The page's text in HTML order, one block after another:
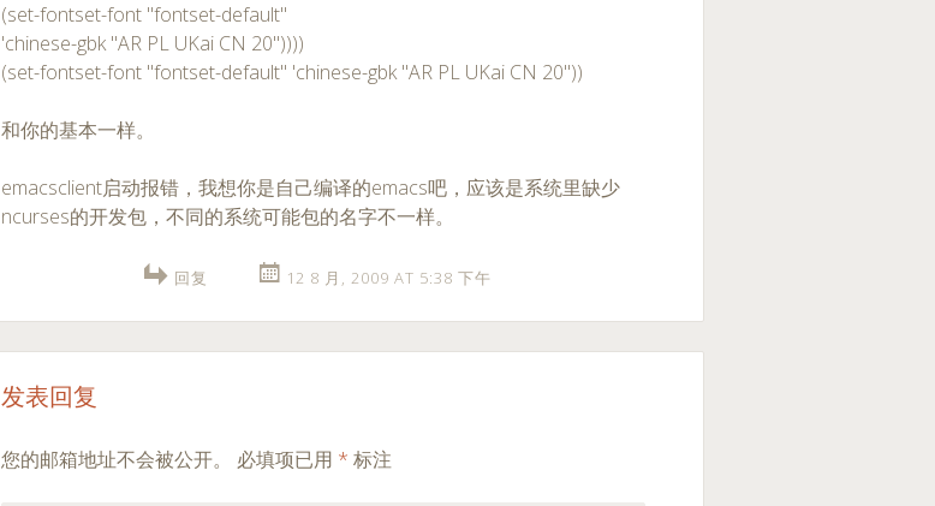
(set-fontset-font "fontset-default"
'chinese-gbk "AR PL UKai CN 20"))))
(set-fontset-font "fontset-default" 'chinese-gbk "AR PL UKai CN 20"))
和你的基本一样。
emacsclient启动报错，我想你是自己编译的emacs吧，应该是系统里缺少
ncurses的开发包，不同的系统可能包的名字不一样。
回复 12 8 月, 2009 AT 5:38 下午
发表回复
您的邮箱地址不会被公开。 必填项已用 * 标注